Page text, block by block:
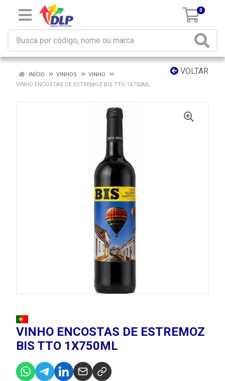
0
VOLTAR
INÍCIO VINHOS
VINHO
VINHO ENCOSTAS DE ESTREMOZ BIS TTO 1X750ML
VINHO ENCOSTAS DE ESTREMOZ
BIS TTO 1X750ML